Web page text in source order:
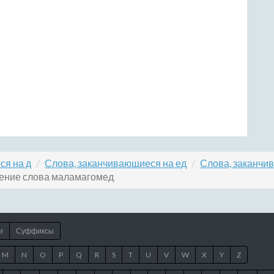
на д Слова, заканчивающиеся на ед
Слова,
слова маламагомед
Суффиксы
M N O P Q R S T U V W X Y Z